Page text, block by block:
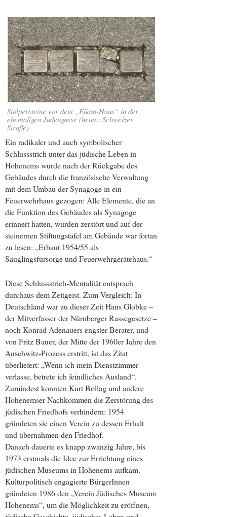
Stolpersteine vor dem „Elkan-Haus“ in der
ehemaligen Judengasse (heute: Schweizer
Straße)
Ein radikaler und auch symbolischer
Schlussstrich unter das jüdische Leben in
Hohenems wurde nach der Rückgabe des
Gebäudes durch die französische Verwaltung
mit dem Umbau der Synagoge in ein
Feuerwehrhaus gezogen: Alle Elemente, die an
die Funktion des Gebäudes als Synagoge
erinnert hatten, wurden zerstört und auf der
steinernen Stiftungstafel am Gebäude war fortan
zu lesen: „Erbaut 1954/55 als
Säuglingsfürsorge und Feuerwehrgerätehaus.“
Diese Schlussstrich-Mentalität entsprach
durchaus dem Zeitgeist. Zum Vergleich: In
Deutschland war zu dieser Zeit Hans Globke –
der Mitverfasser der Nürnberger Rassegesetze –
noch Konrad Adenauers engster Berater, und
von Fritz Bauer, der Mitte der 1960er Jahre den
Auschwitz-Prozess erstritt, ist das Zitat
überliefert: „Wenn ich mein Dienstzimmer
verlasse, betrete ich feindliches Ausland“.
Zumindest konnten Kurt Bollag und andere
Hohenemser Nachkommen die Zerstörung des
jüdischen Friedhofs verhindern: 1954
gründeten sie einen Verein zu dessen Erhalt
und übernahmen den Friedhof.
Danach dauerte es knapp zwanzig Jahre, bis
1973 erstmals die Idee zur Errichtung eines
jüdischen Museums in Hohenems aufkam.
Kulturpolitisch engagierte BürgerInnen
gründeten 1986 den „Verein Jüdisches Museum
Hohenems“, um die Möglichkeit zu eröffnen,